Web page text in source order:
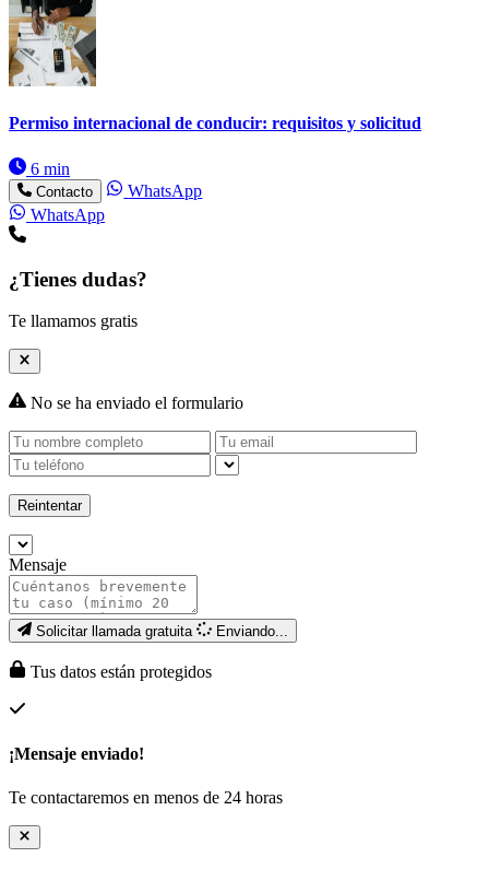
Permiso internacional de conducir: requisitos y solicitud
6 min
Contacto
WhatsApp
WhatsApp
¿Tienes dudas?
Te llamamos gratis
No se ha enviado el formulario
Reintentar
Mensaje
Solicitar llamada gratuita Enviando...
Tus datos están protegidos
¡Mensaje enviado!
Te contactaremos en menos de 24 horas